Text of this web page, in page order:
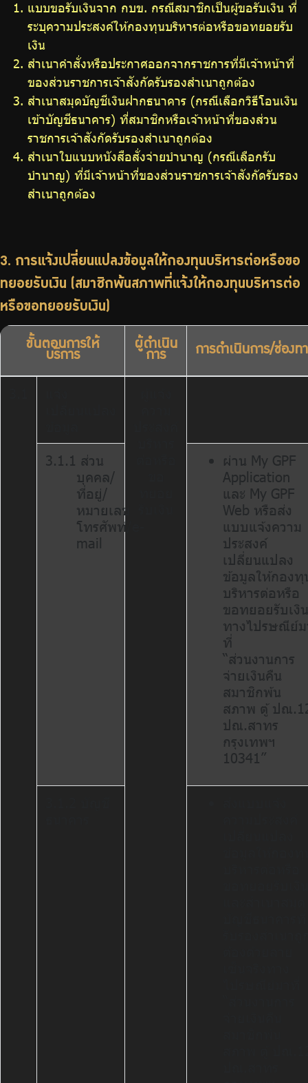
แบบขอรับเงินจาก กบข. กรณีสมาชิกเป็นผู้ขอรับเงิน ที่
ระบุความประสงค์ให้กองทุนบริหารต่อหรือขอทยอยรับ
เงิน
สำเนาคำสั่งหรือประกาศออกจากราชการที่มีเจ้าหน้าที่
ของส่วนราชการเจ้าสังกัดรับรองสำเนาถูกต้อง
สำเนาสมุดบัญชีเงินฝากธนาคาร (กรณีเลือกวิธีโอนเงิน
เข้าบัญชีธนาคาร) ที่สมาชิกหรือเจ้าหน้าที่ของส่วน
ราชการเจ้าสังกัดรับรองสำเนาถูกต้อง
สำเนาใบแนบหนังสือสั่งจ่ายบำนาญ (กรณีเลือกรับ
บำนาญ) ที่มีเจ้าหน้าที่ของส่วนราชการเจ้าสังกัดรับรอง
สำเนาถูกต้อง
3. การแจ้งเปลี่ยนแปลงข้อมูลให้กองทุนบริหารต่อหรือขอ
ทยอยรับเงิน (สมาชิกพ้นสภาพที่แจ้งให้กองทุนบริหารต่อ
หรือขอทยอยรับเงิน)
ขั้นตอนการให้
บริการ
ผู้ดำเนิน
การ
การดำเนินการ/ช่องท
3.1.1 ส่วน
บุคคล/
ที่อยู่/
หมายเลข
โทรศัพท์/e-
mail
ผ่าน My GPF
Application
และ My GPF
Web หรือส่ง
แบบแจ้งความ
ประสงค์
เปลี่ยนแปลง
ข้อมูลให้กองทุ
บริหารต่อหรือ
ขอทยอยรับเงิน
ทางไปรษณีย์
ที่
“ส่วนงานการ
จ่ายเงินคืน
สมาชิกพ้น
สภาพ ตู้ ปณ
ปณ.สาทร
กรุงเทพฯ
10341”